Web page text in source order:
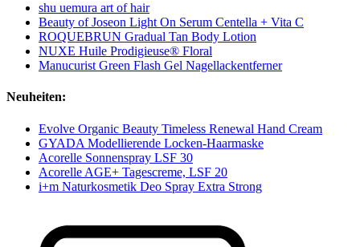
shu uemura art of hair
Beauty of Joseon Light On Serum Centella + Vita C
ROQUEBRUN Gradual Tan Body Lotion
NUXE Huile Prodigieuse® Floral
Manucurist Green Flash Gel Nagellackentferner
Neuheiten:
Evolve Organic Beauty Timeless Renewal Hand Cream
GYADA Modellierende Locken-Haarmaske
Acorelle Sonnenspray LSF 30
Acorelle AGE+ Tagescreme, LSF 20
i+m Naturkosmetik Deo Spray Extra Strong